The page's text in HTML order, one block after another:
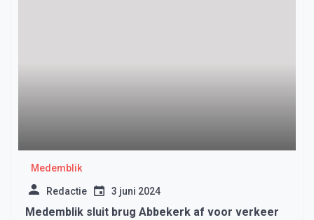
Medemblik
Redactie 3 juni 2024
Medemblik sluit brug Abbekerk af voor verkeer